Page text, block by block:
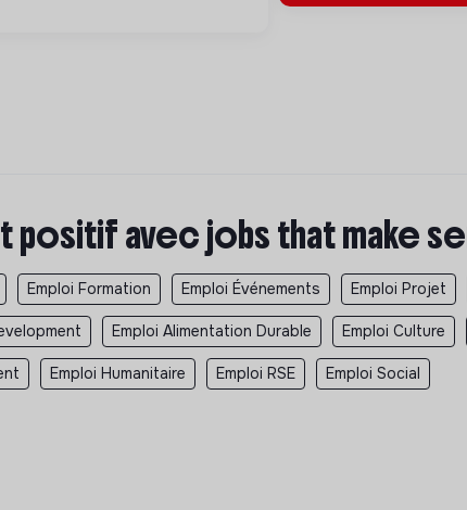
positif avec jobs that make
Emploi Formation Emploi Événements Emploi Projet
Emploi Alimentation Durable Emploi Culture
Emploi Humanitaire Emploi RSE Emploi Social